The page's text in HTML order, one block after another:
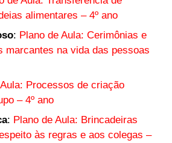
alimentares – 4º ano
: Plano de Aula: Cerimônias e
marcantes na vida das pessoas
Processos de criação
– 4º ano
: Plano de Aula: Brincadeiras
às regras e aos colegas –